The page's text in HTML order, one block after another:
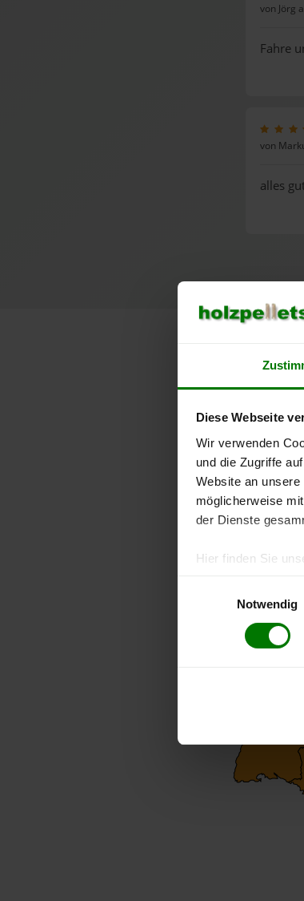
Diese Webseite
Wir verwenden
und die Zugriffe
Website an
möglicherweise
der Dienste
Hier finden Sie
Notwendig
von Jörg
Fahre
von
alles